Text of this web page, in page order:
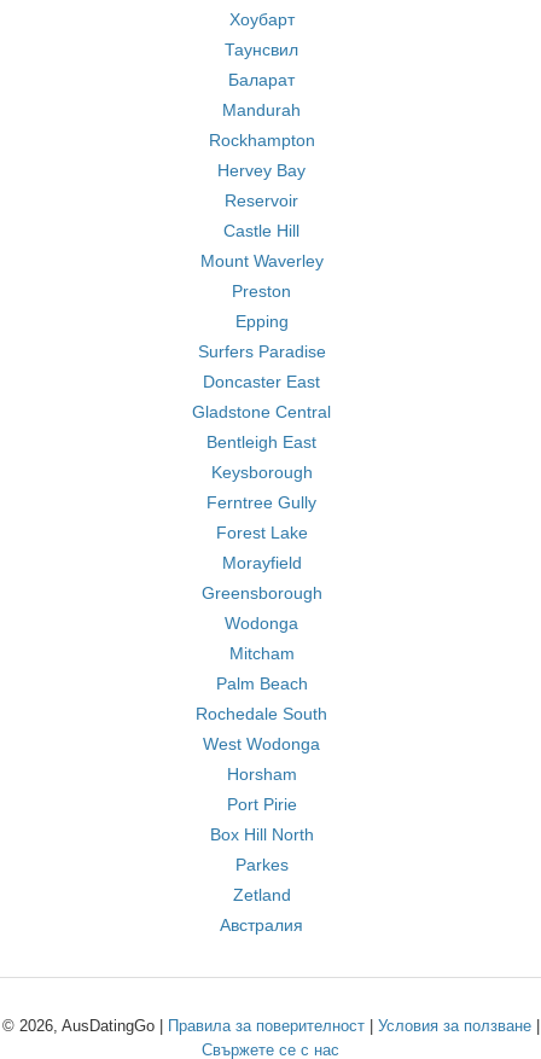
Хоубарт
Таунсвил
Баларат
Mandurah
Rockhampton
Hervey Bay
Reservoir
Castle Hill
Mount Waverley
Preston
Epping
Surfers Paradise
Doncaster East
Gladstone Central
Bentleigh East
Keysborough
Ferntree Gully
Forest Lake
Morayfield
Greensborough
Wodonga
Mitcham
Palm Beach
Rochedale South
West Wodonga
Horsham
Port Pirie
Box Hill North
Parkes
Zetland
Австралия
© 2026, AusDatingGo | Правила за поверителност| Условия за ползване|
Свържете се с нас